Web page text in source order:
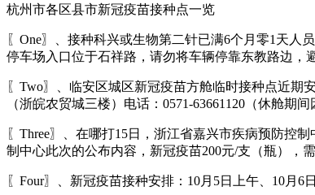
杭州市各区县市新冠疫苗接种点一览
〖One〗、接种科兴或生物第二针已满6个月零1天
停车场入口位于石祥路，请勿将车辆停靠东教路边，
〖Two〗、临安区城区新冠疫苗方舱临时接种点近期
（浙皖农贸城三楼）电话：0571-63661120（休舱期
〖Three〗、在哪打15日，浙江省嘉兴市疾病预防控
制中心此次的公布内容，新冠疫苗200元/支（瓶），
〖Four〗、新冠疫苗接种安排：10月5日上午、10月6